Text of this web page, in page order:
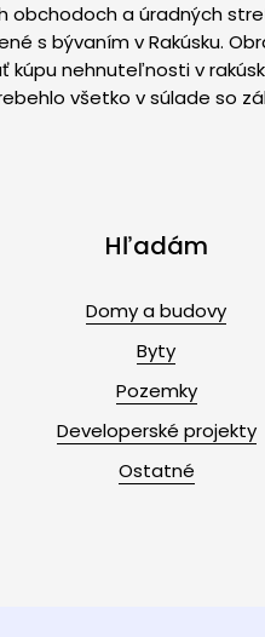
obchodoch a úradných
s bývaním v Rakúsku.
nehnuteľnosti v
všetko v súlade so
Hľadám
Domy a budovy
Byty
Pozemky
Developerské projekty
Ostatné